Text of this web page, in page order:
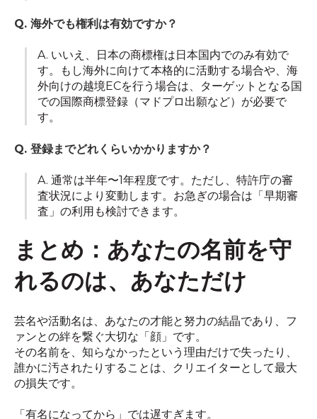
Q. 海外でも権利は有効ですか？
A. いいえ、日本の商標権は日本国内でのみ有効で
す。もし海外に向けて本格的に活動する場合や、海
外向けの越境ECを行う場合は、ターゲットとなる国
での国際商標登録（マドプロ出願など）が必要で
す。
Q. 登録までどれくらいかかりますか？
A. 通常は半年〜1年程度です。ただし、特許庁の審
査状況により変動します。お急ぎの場合は「早期審
査」の利用も検討できます。
まとめ：あなたの名前を守
れるのは、あなただけ
芸名や活動名は、あなたの才能と努力の結晶であり、フ
ァンとの絆を繋ぐ大切な「顔」です。
その名前を、知らなかったという理由だけで失ったり、
誰かに汚されたりすることは、クリエイターとして最大
の損失です。
「有名になってから」では遅すぎます。